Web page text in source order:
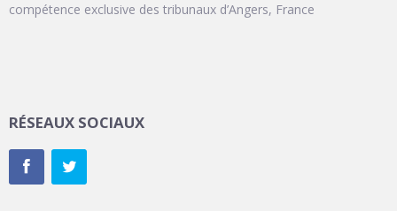
compétence exclusive des tribunaux d’Angers, France
RÉSEAUX SOCIAUX